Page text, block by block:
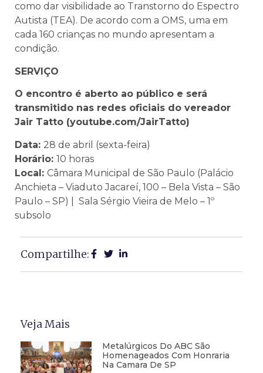
como dar visibilidade ao Transtorno do Espectro
Autista (TEA). De acordo com a OMS, uma em
cada 160 crianças no mundo apresentam a
condição.
SERVIÇO
O encontro é aberto ao público e será
transmitido nas redes oficiais do vereador
Jair Tatto (youtube.com/JairTatto)
Data: 28 de abril (sexta-feira)
Horário: 10 horas
Local: Câmara Municipal de São Paulo (Palácio
Anchieta – Viaduto Jacareí, 100 – Bela Vista – São
Paulo – SP) | Sala Sérgio Vieira de Melo – 1º
subsolo
Compartilhe:
Veja Mais
Metalúrgicos Do ABC São
Homenageados Com Honraria
Na Camara De SP